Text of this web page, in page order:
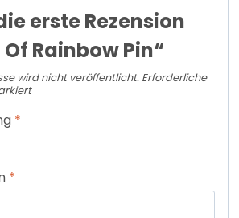
erste Rezension
Rainbow Pin“
wird nicht veröffentlicht. Erforderliche
*
*